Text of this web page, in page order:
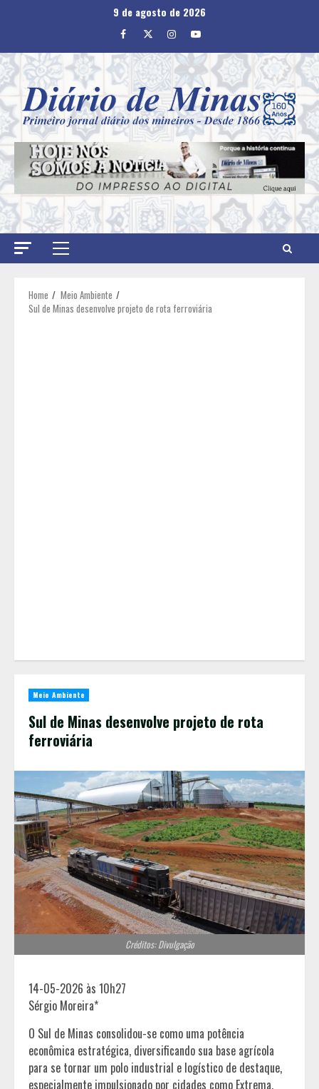
9 de agosto de 2026
Facebook
TwitterInstagram
Youtube
Primary
Home
Meio Ambiente
Sul de Minas desenvolve projeto de rota ferroviária
Meio Ambiente
Sul de Minas desenvolve projeto de rota
ferroviária
Créditos: Divulgação
14-05-2026 às 10h27
Sérgio Moreira*
O Sul de Minas consolidou-se como uma potência
econômica estratégica, diversificando sua base agrícola
para se tornar um polo industrial e logístico de destaque,
especialmente impulsionado por cidades como Extrema,